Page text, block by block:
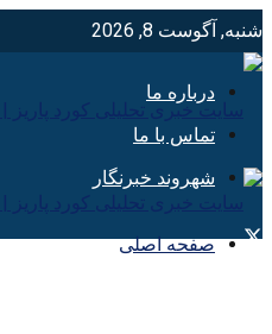
شنبه, آگوست 8, 2026
درباره ما
تماس با ما
شهروند خبرنگار
صفحه اصلی